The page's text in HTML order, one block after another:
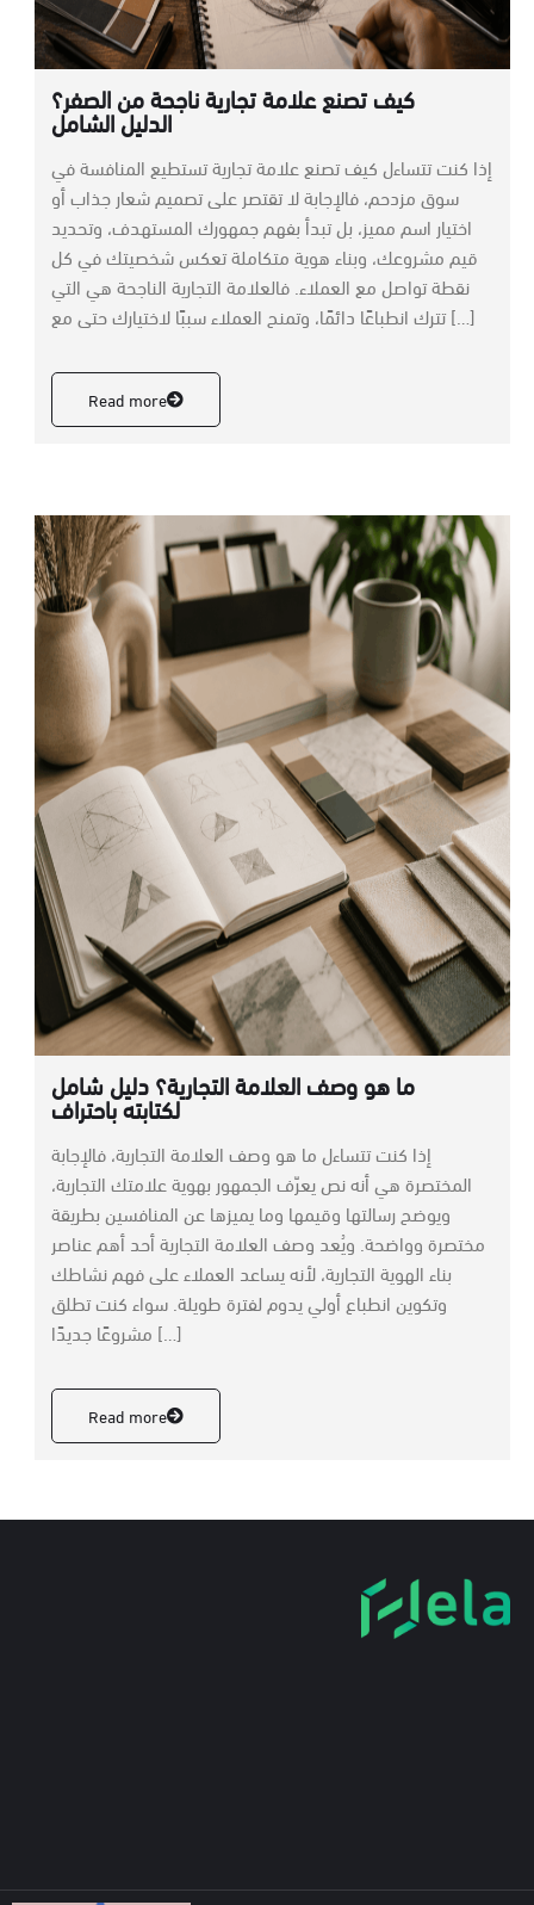
كيف تصنع علامة تجارية ناجحة من الصفر؟
الدليل الشامل
إذا كنت تتساءل كيف تصنع علامة تجارية​ تستطيع المنافسة في
سوق مزدحم، فالإجابة لا تقتصر على تصميم شعار جذاب أو
اختيار اسم مميز، بل تبدأ بفهم جمهورك المستهدف، وتحديد
قيم مشروعك، وبناء هوية متكاملة تعكس شخصيتك في كل
نقطة تواصل مع العملاء. فالعلامة التجارية الناجحة هي التي
تترك انطباعًا دائمًا، وتمنح العملاء سببًا لاختيارك حتى مع […]
Read more
ما هو وصف العلامة التجارية؟ دليل شامل
لكتابته باحتراف
إذا كنت تتساءل ما هو وصف العلامة التجارية، فالإجابة
المختصرة هي أنه نص يعرّف الجمهور بهوية علامتك التجارية،
ويوضح رسالتها وقيمها وما يميزها عن المنافسين بطريقة
مختصرة وواضحة. ويُعد وصف العلامة التجارية أحد أهم عناصر
بناء الهوية التجارية، لأنه يساعد العملاء على فهم نشاطك
وتكوين انطباع أولي يدوم لفترة طويلة. سواء كنت تطلق
مشروعًا جديدًا […]
Read more